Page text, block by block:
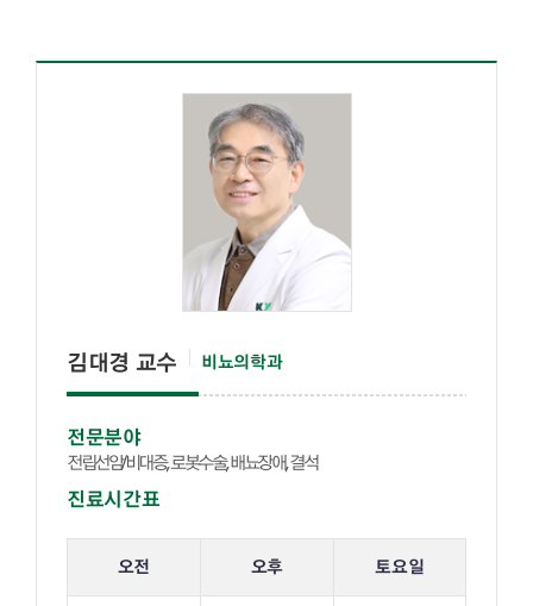
김대경 교수 비뇨의학과
전문분야
전립선암/비대증, 로봇수술, 배뇨장애, 결석
진료시간표
오전 오후 토요일